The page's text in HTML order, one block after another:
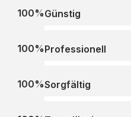
Günstig
100%
Professionell
100%
Sorgfältig
100%